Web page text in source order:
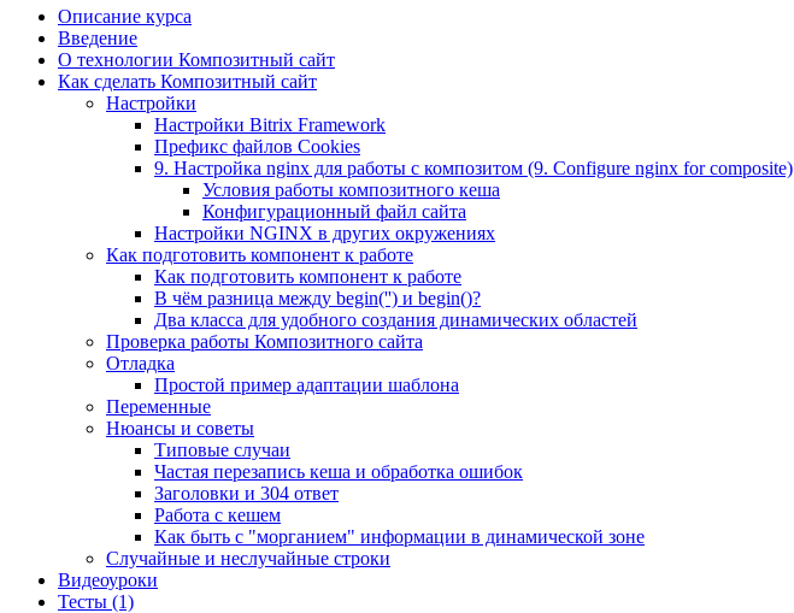
Описание курса
Введение
О технологии Композитный сайт
Как сделать Композитный сайт
Настройки
Настройки Bitrix Framework
Префикс файлов Cookies
9. Настройка nginx для работы с композитом (9. Configure nginx for composite)
Условия работы композитного кеша
Конфигурационный файл сайта
Настройки NGINX в других окружениях
Как подготовить компонент к работе
Как подготовить компонент к работе
В чём разница между begin('') и begin()?
Два класса для удобного создания динамических областей
Проверка работы Композитного сайта
Отладка
Простой пример адаптации шаблона
Переменные
Нюансы и советы
Типовые случаи
Частая перезапись кеша и обработка ошибок
Заголовки и 304 ответ
Работа с кешем
Как быть с "морганием" информации в динамической зоне
Случайные и неслучайные строки
Видеоуроки
Тесты (1)